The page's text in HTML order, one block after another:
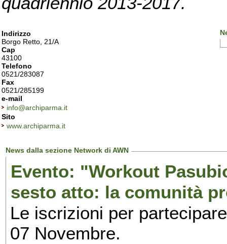
Indirizzo
Borgo Retto, 21/A
Cap
43100
Telefono
0521/283087
Fax
0521/285199
e-mail
info@archiparma.it
Sito
www.archiparma.it
News dalla sezione Network di AWN
Evento: "Workout
sesto atto: la comunità
Le iscrizioni per
07 Novembre.